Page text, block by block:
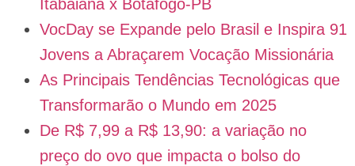
Itabaiana x Botafogo-PB
VocDay se Expande pelo Brasil e Inspira 91
Jovens a Abraçarem Vocação Missionária
As Principais Tendências Tecnológicas que
Transformarão o Mundo em 2025
De R$ 7,99 a R$ 13,90: a variação no
preço do ovo que impacta o bolso do